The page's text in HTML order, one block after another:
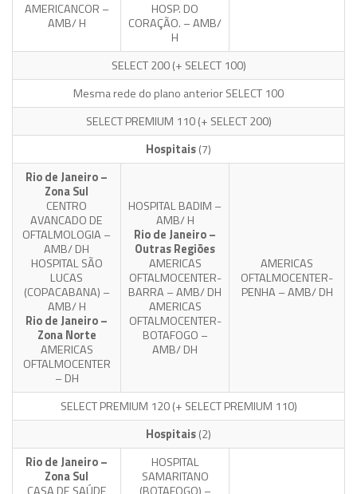
AMERICANCOR –
AMB/ H
HOSP. DO
CORAÇÃO. – AMB/
H
SELECT 200(+ SELECT 100)
Mesma rede do plano anterior SELECT 100
SELECT PREMIUM 110(+ SELECT 200)
Hospitais(7)
Rio de Janeiro –
Zona Sul
CENTRO
AVANCADO DE
OFTALMOLOGIA –
AMB/ DH
HOSPITAL SÃO
LUCAS
(COPACABANA) –
AMB/ H
Rio de Janeiro –
Zona Norte
AMERICAS
OFTALMOCENTER
– DH
HOSPITAL BADIM –
AMB/ H
Rio de Janeiro –
Outras Regiões
AMERICAS
OFTALMOCENTER-
BARRA – AMB/ DH
AMERICAS
OFTALMOCENTER-
BOTAFOGO –
AMB/ DH
AMERICAS
OFTALMOCENTER-
PENHA – AMB/ DH
SELECT PREMIUM 120(+ SELECT PREMIUM 110)
Hospitais(2)
Rio de Janeiro –
Zona Sul
HOSPITAL
SAMARITANO